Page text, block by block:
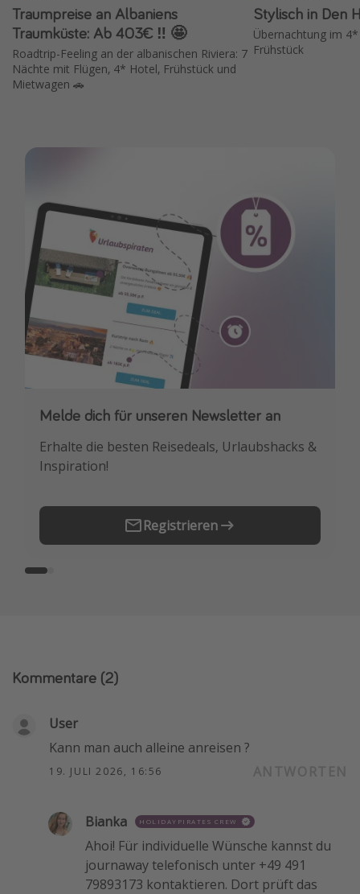
Traumpreise an Albaniens
Traumküste: Ab 403€ ‼️ 🤩
Roadtrip-Feeling an der albanischen Riviera: 7
Nächte mit Flügen, 4* Hotel, Frühstück und
Mietwagen 🚗
Stylisch in Den
Übernachtung im
Frühstück
Melde dich für unseren Newsletter an
Erhalte die besten Reisedeals, Urlaubshacks &
Inspiration!
Registrieren
Downloade unsere App
Buche die besten Reiseschnäppchen als
Erstes.
Kommentare (2)
User
Kann man auch alleine anreisen ?
19. JULI 2026, 16:56
Bianka HOLIDAYPIRATES CREW
Ahoi! Für individuelle Wünsche kannst du
journaway telefonisch unter +49 491
79893173 kontaktieren. Dort prüft das